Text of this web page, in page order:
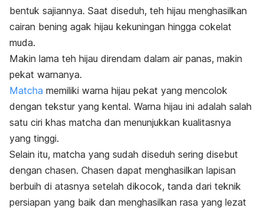
bentuk sajiannya. Saat diseduh, teh hijau menghasilkan
cairan bening agak hijau kekuningan hingga cokelat
muda.
Makin lama teh hijau direndam dalam air panas, makin
pekat warnanya.
Matcha memiliki warna hijau pekat yang mencolok
dengan tekstur yang kental. Warna hijau ini adalah salah
satu ciri khas matcha dan menunjukkan kualitasnya
yang tinggi.
Selain itu, matcha yang sudah diseduh sering disebut
dengan chasen. Chasen dapat menghasilkan lapisan
berbuih di atasnya setelah dikocok, tanda dari teknik
persiapan yang baik dan menghasilkan rasa yang lezat